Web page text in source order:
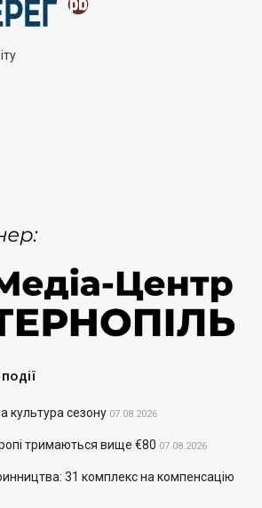
культура сезону 07.08.2026
тримаються вище €80 07.08.2026
31 комплекс на компенсацію